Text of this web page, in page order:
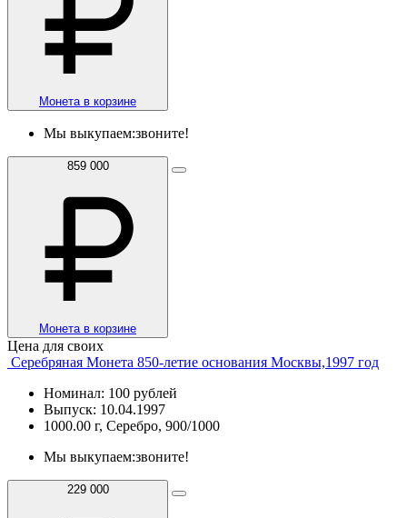
Монета в корзине
Мы выкупаем:звоните!
859 000
Монета в корзине
Цена для своих
Серебряная Монета 850-летие основания Москвы,1997 год
Номинал: 100 рублей
Выпуск: 10.04.1997
1000.00 г, Серебро, 900/1000
Мы выкупаем:звоните!
229 000